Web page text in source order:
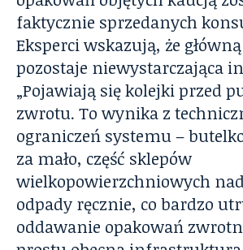
faktycznie sprzedanych
Eksperci wskazują, że
pozostaje niewystarczająca
„Pojawiają się kolejki przed
zwrotu. To wynika z
ograniczeń systemu –
za mało, część sklepów
wielkopowierzchniowych
odpady ręcznie, co bardzo
oddawanie opakowań